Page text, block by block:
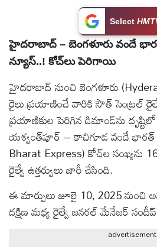
స్పెషల్స్
కెరీర్ &
ఉద్యోగాలు
లైవ్
టీవి
వ్యవసాయం
ఓటీటీ
Select
హైదరాబాద్‌ – బెంగళూరు వందే
న్యూస్‌..! కోచ్‌లు పెరిగాయి
హైదరాబాద్ నుంచి బెంగళూరు
రైలు ప్రయాణించే వారికి సౌత్ సెంట్రల్
ప్రయాణికుల పెరిగిన డిమాండ్‌ను
యశ్వంత్‌పూర్ – కాచిగూడ వందే భారత్
Bharat Express) కోచ్‌ల సంఖ్యను
రైల్వే ఉత్తర్వులు జారీ చేసింది.
ఈ మార్పులు జూలై 10, 2025
దక్షిణ మధ్య రైల్వే జనరల్ మేనేజర్
advertisement